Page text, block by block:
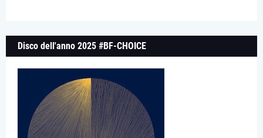
Disco dell'anno 2025 #BF-CHOICE